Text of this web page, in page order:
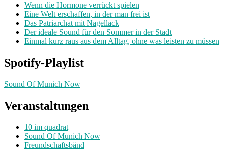
Wenn die Hormone verrückt spielen
Eine Welt erschaffen, in der man frei ist
Das Patriarchat mit Nagellack
Der ideale Sound für den Sommer in der Stadt
Einmal kurz raus aus dem Alltag, ohne was leisten zu müssen
Spotify-Playlist
Sound Of Munich Now
Veranstaltungen
10 im quadrat
Sound Of Munich Now
Freundschaftsbänd